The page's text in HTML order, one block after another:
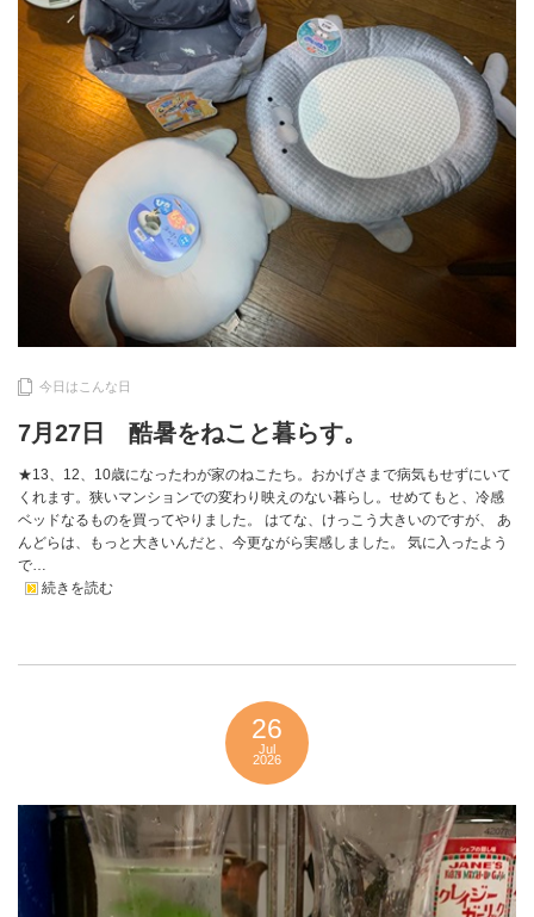
今日はこんな日
7月27日 酷暑をねこと暮らす。
★13、12、10歳になったわが家のねこたち。おかげさまで病気もせずにいて
くれます。狭いマンションでの変わり映えのない暮らし。せめてもと、冷感
ベッドなるものを買ってやりました。 はてな、けっこう大きいのですが、 あ
んどらは、もっと大きいんだと、今更ながら実感しました。 気に入ったよう
で…
続きを読む
26
Jul
2026